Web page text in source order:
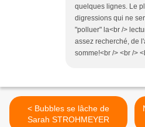
quelques lignes. Le
digressions qui ne
"polluer" la<br />
assez recherché, de
somme!<br /> <br />
< Bubbles se lâche de
Sarah STROHMEYER